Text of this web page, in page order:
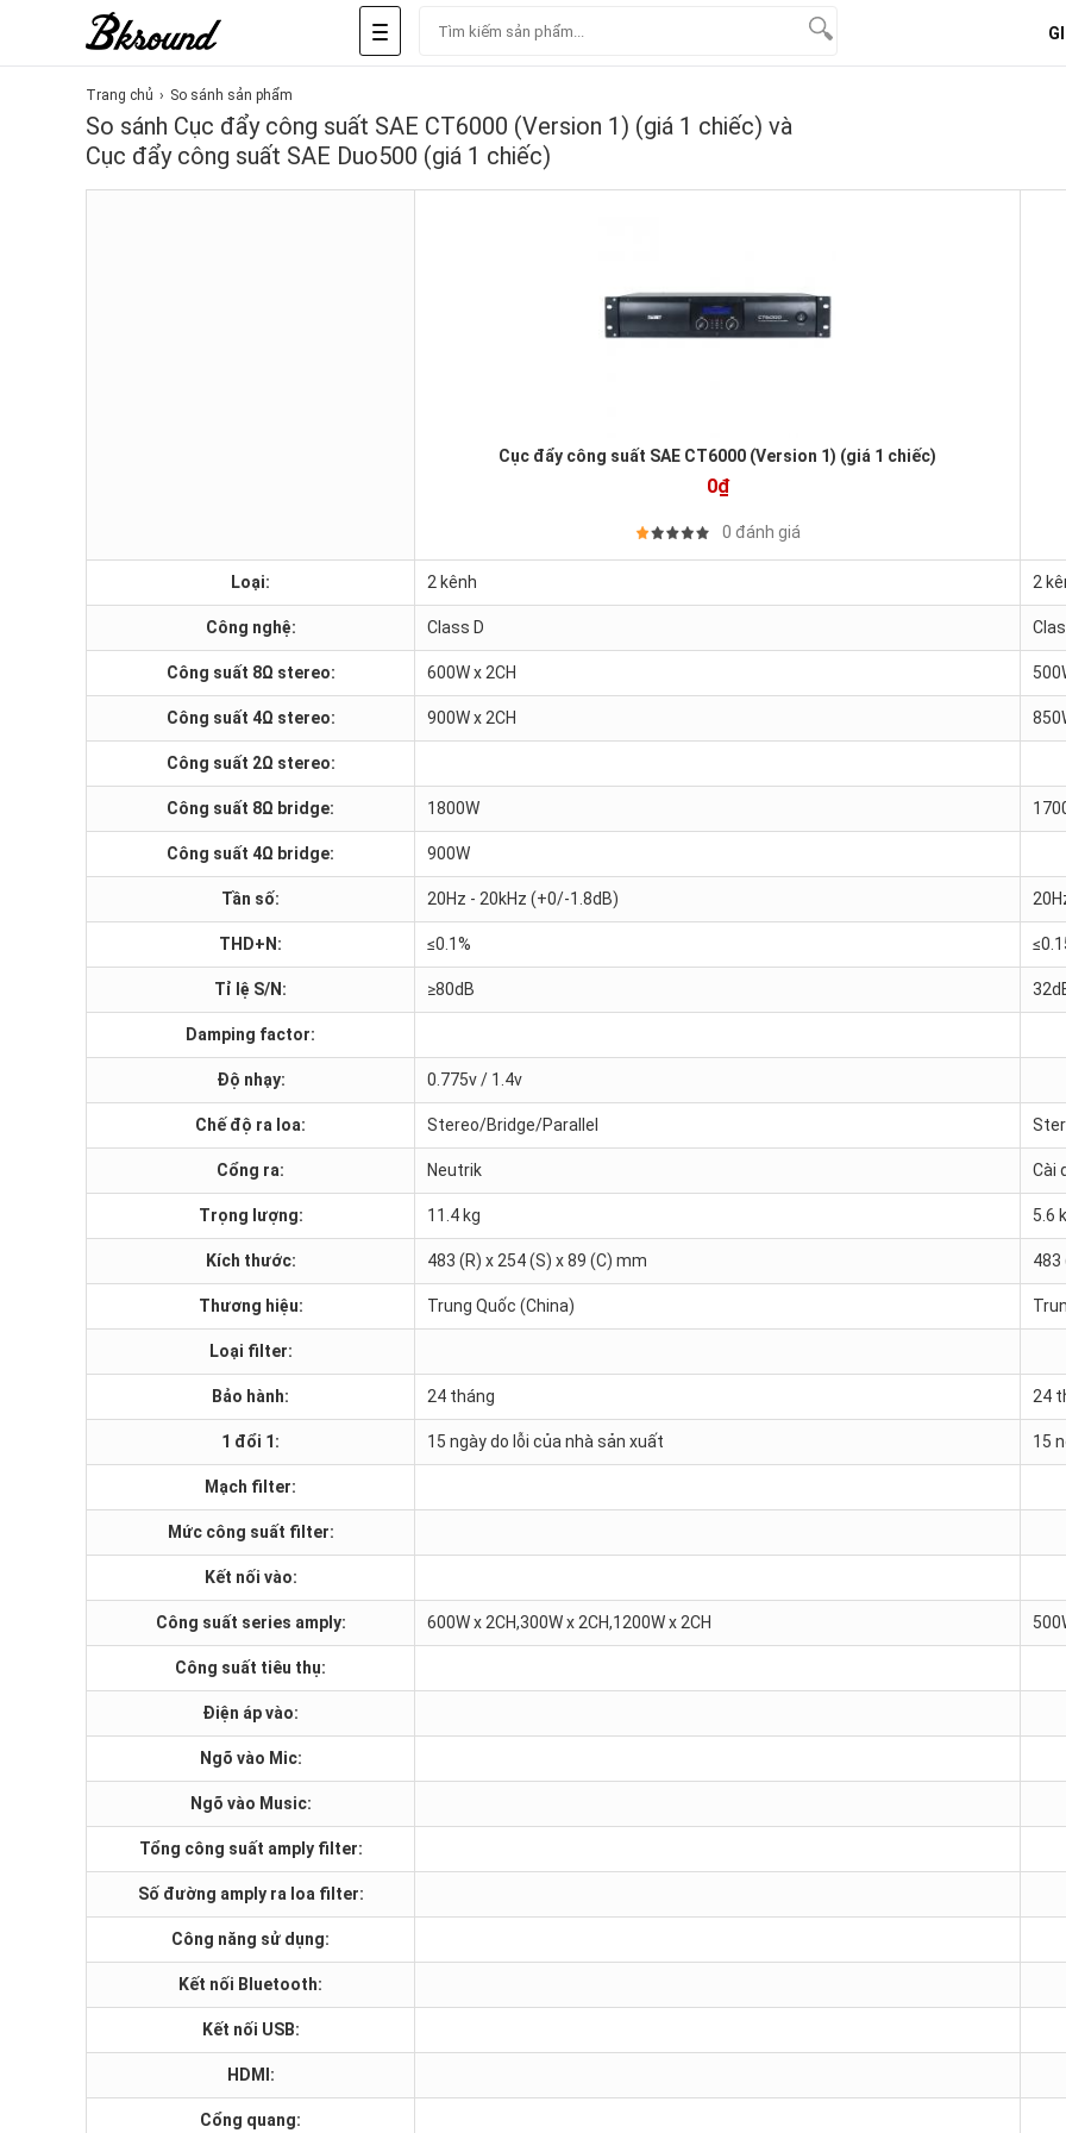
Trang chủ So sánh sản phẩm
So sánh Cục đẩy công suất SAE CT6000 (Version 1) (giá 1 chiếc) và
Cục đẩy công suất SAE Duo500 (giá 1 chiếc)
Cục đẩy công suất SAE CT6000 (Version 1) (giá 1 chiếc)
0₫
0 đánh giá
Loại: 2 kênh 2
Công nghệ: Class D
Công suất 8Ω stereo: 600W x 2CH
Công suất 4Ω stereo: 900W x 2CH
Công suất 2Ω stereo:
Công suất 8Ω bridge: 1800W
Công suất 4Ω bridge: 900W
Tần số: 20Hz - 20kHz (+0/-1.8dB)
THD+N: ≤0.1%
Tỉ lệ S/N: ≥80dB
Damping factor:
Độ nhạy: 0.775v / 1.4v
Chế độ ra loa: Stereo/Bridge/Parallel
Cổng ra: Neutrik Cài
Trọng lượng: 11.4 kg 5.6
Kích thước: 483 (R) x 254 (S) x 89 (C) mm 483
Thương hiệu: Trung Quốc (China)
Loại filter:
Bảo hành: 24 tháng 24
1 đổi 1: 15 ngày do lỗi của nhà sản xuất 15
Mạch filter:
Mức công suất filter:
Kết nối vào:
Công suất series amply: 600W x 2CH,300W x 2CH,1200W x 2CH
Công suất tiêu thụ:
Điện áp vào:
Ngõ vào Mic:
Ngõ vào Music:
Tổng công suất amply filter:
Số đường amply ra loa filter:
Công năng sử dụng:
Kết nối Bluetooth:
Kết nối USB:
HDMI:
Cổng quang: